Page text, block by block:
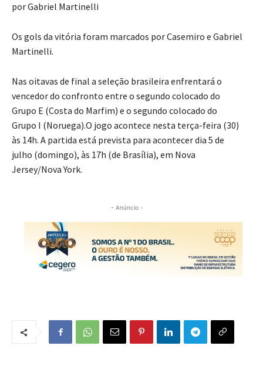
por Gabriel Martinelli
Os gols da vitória foram marcados por Casemiro e Gabriel
Martinelli.
Nas oitavas de final a seleção brasileira enfrentará o
vencedor do confronto entre o segundo colocado do
Grupo E (Costa do Marfim) e o segundo colocado do
Grupo I (Noruega).O jogo acontece nesta terça-feira (30)
às 14h. A partida está prevista para acontecer dia 5 de
julho (domingo), às 17h (de Brasília), em Nova
Jersey/Nova York.
- Anúncio -